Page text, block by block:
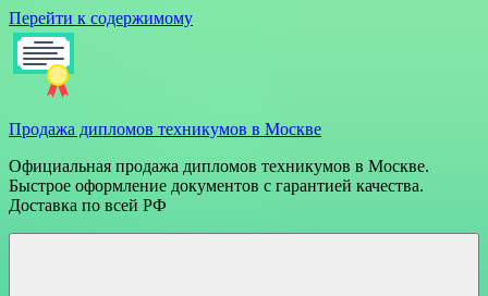
Перейти к содержимому
Продажа дипломов техникумов в Москве
Официальная продажа дипломов техникумов в Москве.
Быстрое оформление документов с гарантией качества.
Доставка по всей РФ